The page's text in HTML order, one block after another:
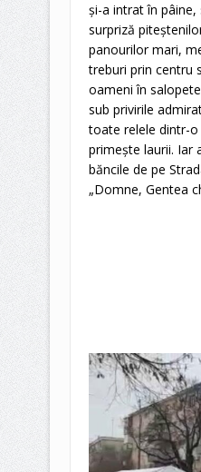
și-a intrat în
surpriză
panourilor mari,
treburi prin centru
oameni în
sub privirile
toate relele dintr-o
primește laurii. Iar
băncile de pe
„Domne, Gentea